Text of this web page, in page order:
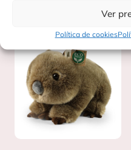
Ver
Política de cookies